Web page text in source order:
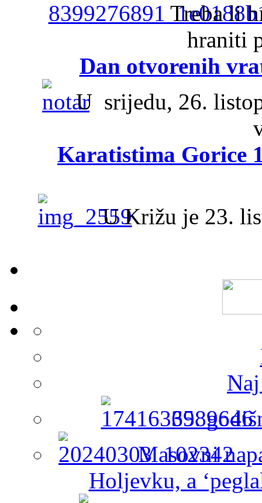
Treba li
hraniti
Dan otvorenih
U srijedu, 26.
Karatistima Gorice
U Križu je 23.
65.
Masovni
Holjevku, a